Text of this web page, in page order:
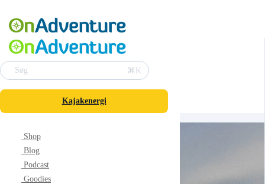
Søg ⌘K
Kajakenergi
Shop
Blog
Podcast
Goodies